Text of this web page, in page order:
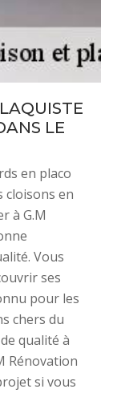
LE
en placo
cloisons en
à G.M
Vous
ses
pour les
chers du
qualité à
Rénovation
si vous